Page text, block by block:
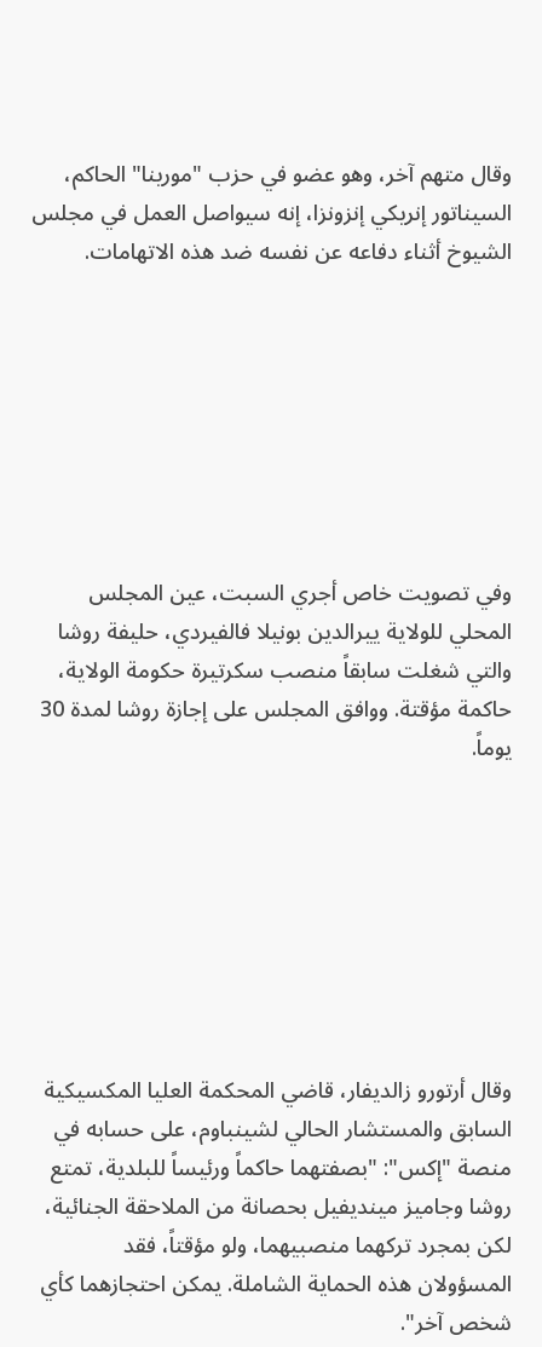
وقال متهم آخر، وهو عضو في حزب "مورينا" الحاكم،
السيناتور إنريكي إنزونزا، إنه سيواصل العمل في مجلس
الشيوخ أثناء دفاعه عن نفسه ضد هذه الاتهامات.
وفي تصويت خاص أجري السبت، عين المجلس
المحلي للولاية ييرالدين بونيلا فالفيردي، حليفة روشا
والتي شغلت سابقاً منصب سكرتيرة حكومة الولاية،
حاكمة مؤقتة. ووافق المجلس على إجازة روشا لمدة 30
يوماً.
وقال أرتورو زالديفار، قاضي المحكمة العليا المكسيكية
السابق والمستشار الحالي لشينباوم، على حسابه في
منصة "إكس": "بصفتهما حاكماً ورئيساً للبلدية، تمتع
روشا وجاميز مينديفيل بحصانة من الملاحقة الجنائية،
لكن بمجرد تركهما منصبيهما، ولو مؤقتاً، فقد
المسؤولان هذه الحماية الشاملة. يمكن احتجازهما كأي
شخص آخر".